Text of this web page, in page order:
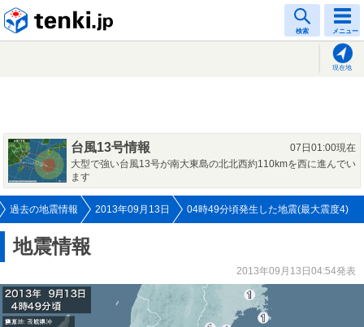
検索 メニュー
現在地
台風13号情報
07日01:00現在
大型で強い台風13号が南大東島の北北西約110kmを西に進んでい
ます
過去の地震情報 2013年09月13日 04時49分頃発生した地震(最大震度4)
地震情報
2013年09月13日04:54発表